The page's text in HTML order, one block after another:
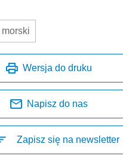
Wersja do druku
Napisz do nas
Zapisz się na newsletter